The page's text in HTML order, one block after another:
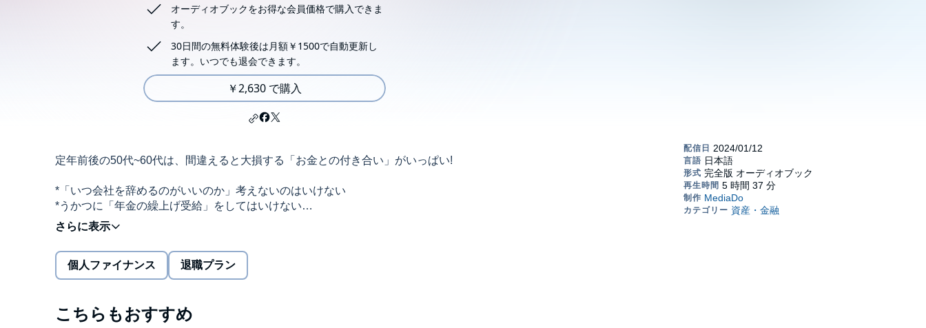
オーディオブックをお得な会員価格で購入できま
す。
30日間の無料体験後は月額￥1500で自動更新し
ます。いつでも退会できます。
￥2,630 で購入
定年前後の50代~60代は、間違えると大損する「お金との付き合い」がいっぱい!
*「いつ会社を辞めるのがいいのか」考えないのはいけない
*うかつに「年金の繰上げ受給」をしてはいけない
*「国の制度」を勉強せずに生命保険に入ってはいけない
*退職金で「住宅ローンを完済」してはいけない
*iDeCo、NISAを「一度に解約」してはいけない
*「親の財産を把握していない」で済ませてはいけない
ワザをしっかり解説!
©Taiki Yorifuji Published in Japan by DAIWASHOBO (P)MEDIA DO Co.,Ltd.
個人ファイナンス
退職プラン
こちらもおすすめ